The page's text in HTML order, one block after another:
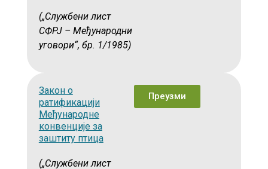
(„Службени лист
СФРЈ – Међународни
уговори“, бр. 1/1985)
Закон о
ратификацији
Међународне
конвенције за
заштиту птица
(„Службени лист
Преузми